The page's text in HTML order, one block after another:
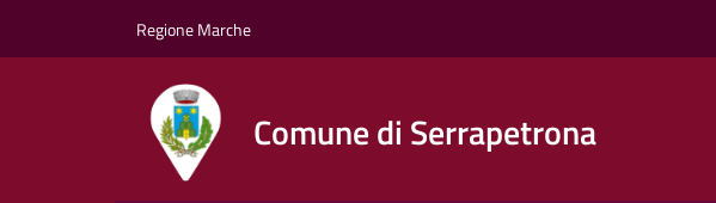
Regione Marche
Comune di Serrapetrona